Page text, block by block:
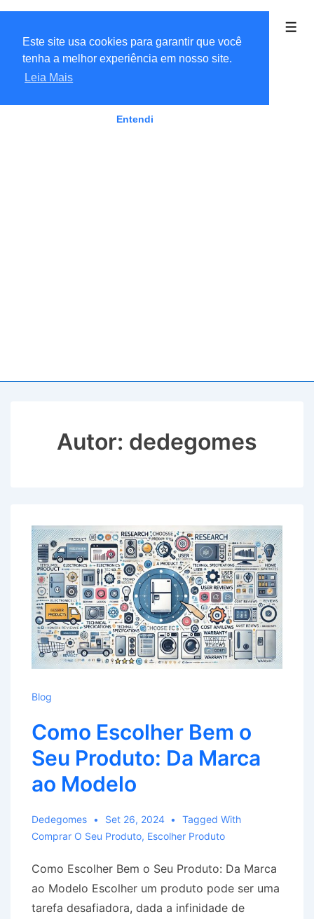
Este site usa cookies para garantir que você
tenha a melhor experiência em nosso site.
Leia Mais
Entendi
↓
Principal
Autor: dedegomes
Blog
Como Escolher Bem o
Seu Produto: Da Marca
ao Modelo
Dedegomes Set 26, 2024
Tagged With
Comprar O Seu Produto, Escolher Produto
Como Escolher Bem o Seu Produto: Da Marca
ao Modelo Escolher um produto pode ser uma
tarefa desafiadora, dada a infinidade de